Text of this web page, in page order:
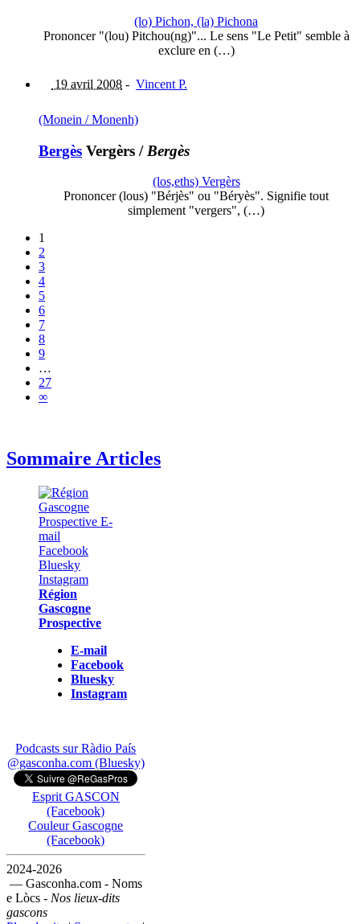
(lo) Pichon, (la) Pichona
Prononcer "(lou) Pitchou(ng)"... Le sens "Le Petit" semble à
exclure en (…)
19 avril 2008 - Vincent P.
(Monein / Monenh)
Bergès Vergèrs / Bergès
(los,eths) Vergèrs
Prononcer (lous) "Bérjès" ou "Béryès". Signifie tout
simplement "vergers", (…)
1
2
3
4
5
6
7
8
9
…
27
∞
Sommaire Articles
Région
Gascogne
Prospective
E-mail
Facebook
Bluesky
Instagram
Podcasts sur Ràdio País
@gasconha.com (Bluesky)
Esprit GASCON
(Facebook)
Couleur Gascogne
(Facebook)
2024-2026
— Gasconha.com - Noms
e Lòcs - Nos lieux-dits
gascons